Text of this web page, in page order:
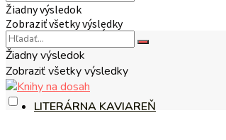
NA TÉMU
LITERÁRNA KAVIAREŇ
Žiadny výsledok
Zobraziť všetky výsledky
Žiadny výsledok
Zobraziť všetky výsledky